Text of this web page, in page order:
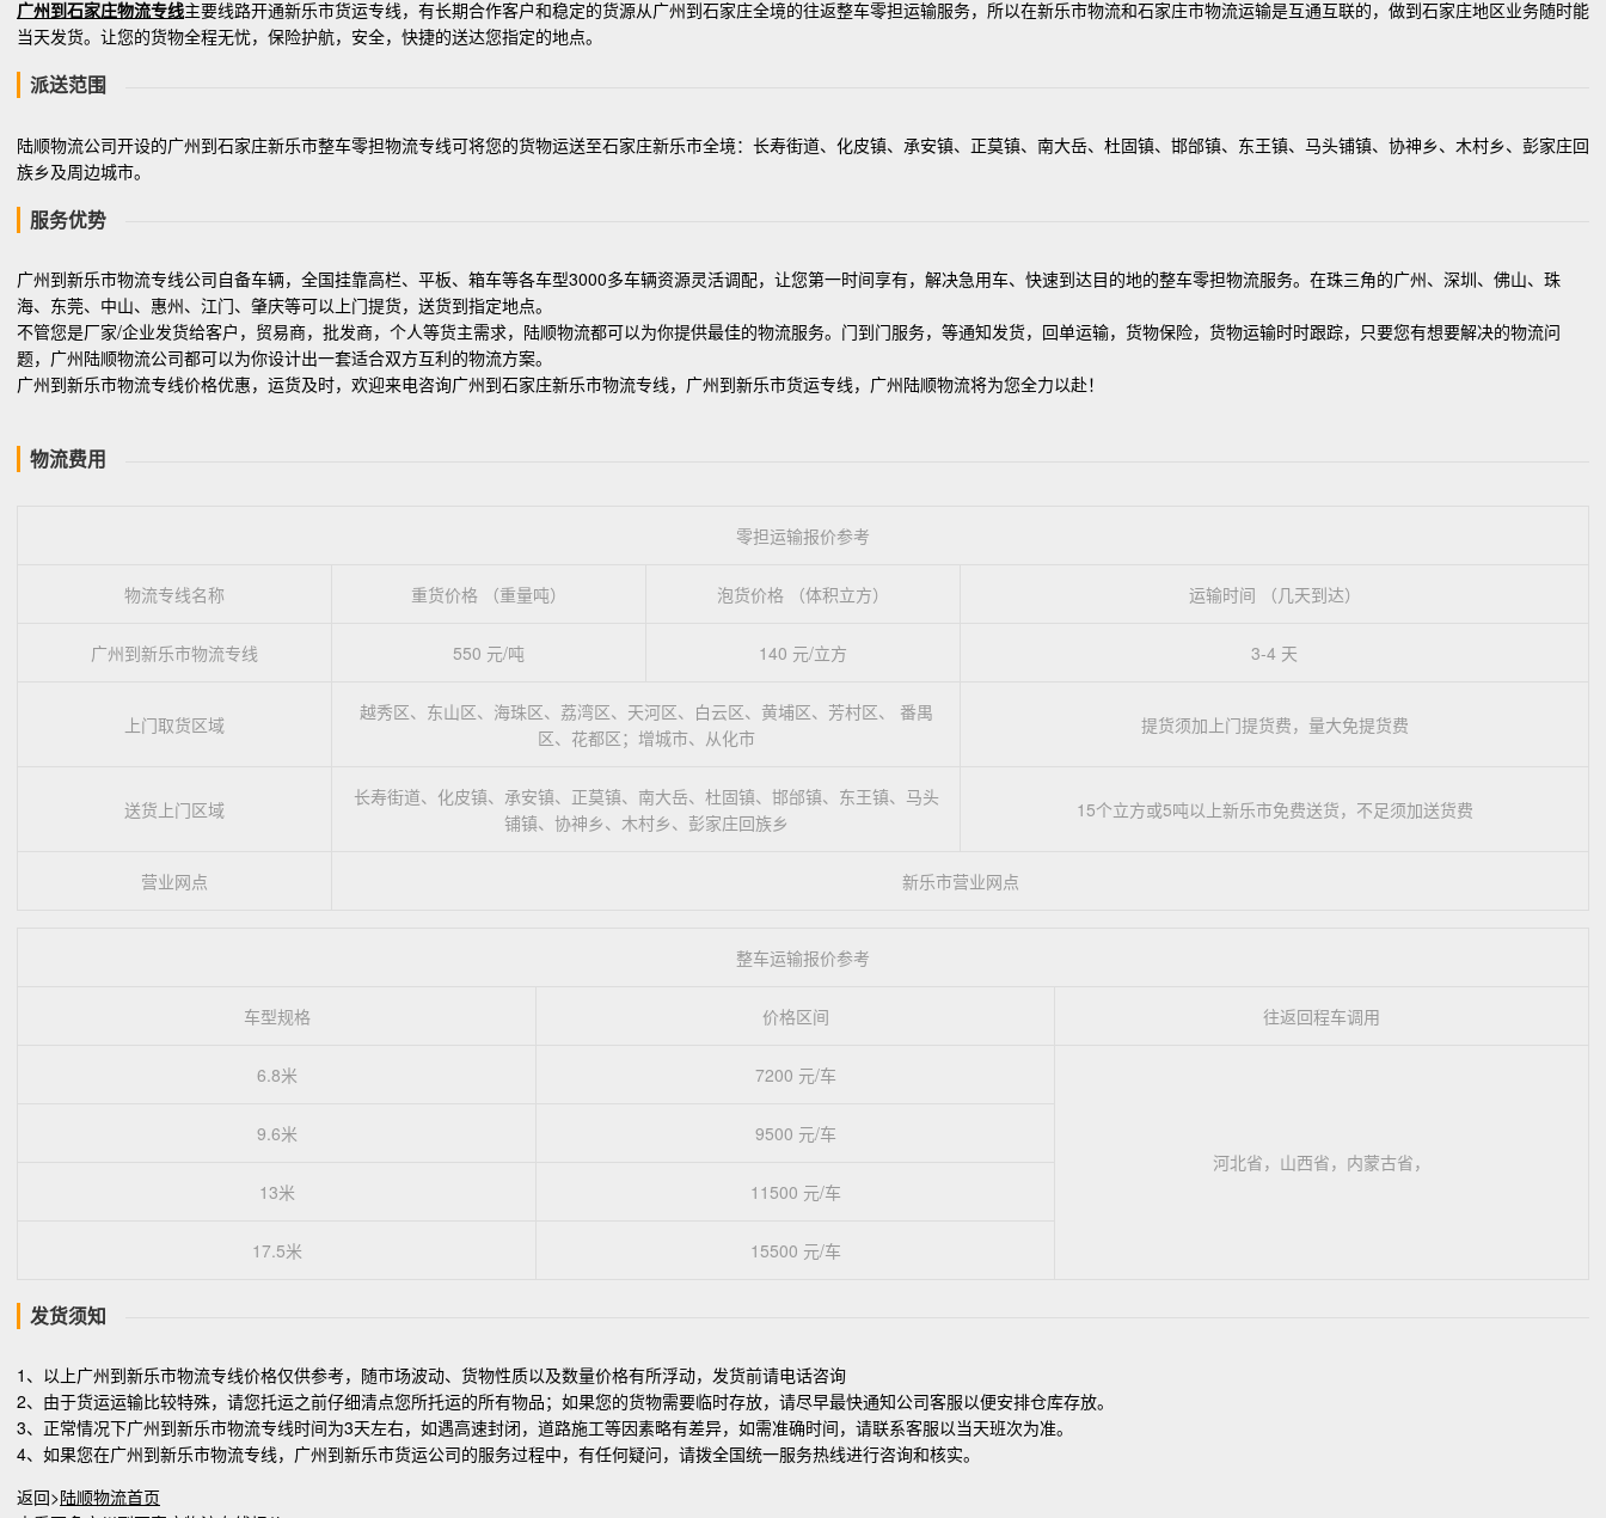
广州到石家庄物流专线主要线路开通新乐市货运专线，有长期合作客户和稳定的货源从广州到石家庄全境的往返整车零担运输服务，所以在新乐市物流和石家庄市物流运输是互通互联的，做到石家庄地区业务随时能
当天发货。让您的货物全程无忧，保险护航，安全，快捷的送达您指定的地点。
派送范围
陆顺物流公司开设的广州到石家庄新乐市整车零担物流专线可将您的货物运送至石家庄新乐市全境：长寿街道、化皮镇、承安镇、正莫镇、南大岳、杜固镇、邯邰镇、东王镇、马头铺镇、协神乡、木村乡、彭家庄回
族乡及周边城市。
服务优势
广州到新乐市物流专线公司自备车辆，全国挂靠高栏、平板、箱车等各车型3000多车辆资源灵活调配，让您第一时间享有，解决急用车、快速到达目的地的整车零担物流服务。在珠三角的广州、深圳、佛山、珠
海、东莞、中山、惠州、江门、肇庆等可以上门提货，送货到指定地点。
不管您是厂家/企业发货给客户，贸易商，批发商，个人等货主需求，陆顺物流都可以为你提供最佳的物流服务。门到门服务，等通知发货，回单运输，货物保险，货物运输时时跟踪，只要您有想要解决的物流问
题，广州陆顺物流公司都可以为你设计出一套适合双方互利的物流方案。
广州到新乐市物流专线价格优惠，运货及时，欢迎来电咨询广州到石家庄新乐市物流专线，广州到新乐市货运专线，广州陆顺物流将为您全力以赴！
物流费用
零担运输报价参考
物流专线名称 重货价格 （重量吨） 泡货价格 （体积立方） 运输时间 （几天到达）
广州到新乐市物流专线 550 元/吨 140 元/立方 3-4 天
上门取货区域
越秀区、东山区、海珠区、荔湾区、天河区、白云区、黄埔区、芳村区、 番禺
区、花都区；增城市、从化市
提货须加上门提货费，量大免提货费
送货上门区域
长寿街道、化皮镇、承安镇、正莫镇、南大岳、杜固镇、邯邰镇、东王镇、马头
铺镇、协神乡、木村乡、彭家庄回族乡
15个立方或5吨以上新乐市免费送货，不足须加送货费
营业网点 新乐市营业网点
整车运输报价参考
车型规格 价格区间 往返回程车调用
6.8米 7200 元/车
河北省，山西省，内蒙古省，
9.6米 9500 元/车
13米 11500 元/车
17.5米 15500 元/车
发货须知
1、以上广州到新乐市物流专线价格仅供参考，随市场波动、货物性质以及数量价格有所浮动，发货前请电话咨询
2、由于货运运输比较特殊，请您托运之前仔细清点您所托运的所有物品；如果您的货物需要临时存放，请尽早最快通知公司客服以便安排仓库存放。
3、正常情况下广州到新乐市物流专线时间为3天左右，如遇高速封闭，道路施工等因素略有差异，如需准确时间，请联系客服以当天班次为准。
4、如果您在广州到新乐市物流专线，广州到新乐市货运公司的服务过程中，有任何疑问，请拨全国统一服务热线进行咨询和核实。
返回>陆顺物流首页